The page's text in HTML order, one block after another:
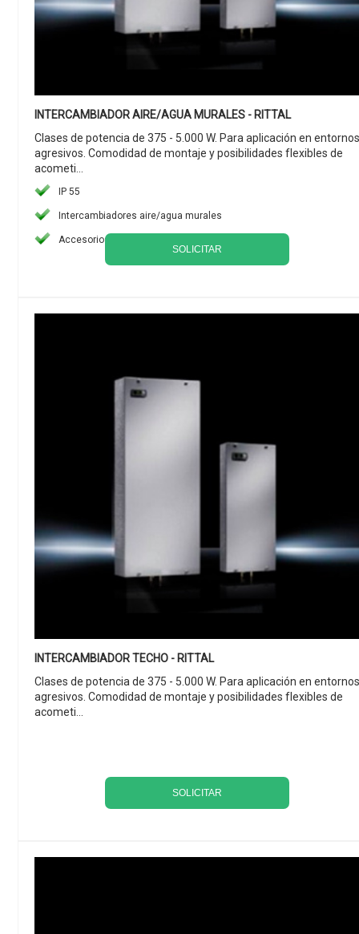
INTERCAMBIADOR AIRE/AGUA MURALES - RITTAL
Clases de potencia de 375 - 5.000 W. Para aplicación en entornos
agresivos. Comodidad de montaje y posibilidades flexibles de
acometi...
IP 55
Intercambiadores aire/agua murales
Accesorios
SOLICITAR
INTERCAMBIADOR TECHO - RITTAL
Clases de potencia de 375 - 5.000 W. Para aplicación en entornos
agresivos. Comodidad de montaje y posibilidades flexibles de
acometi...
SOLICITAR